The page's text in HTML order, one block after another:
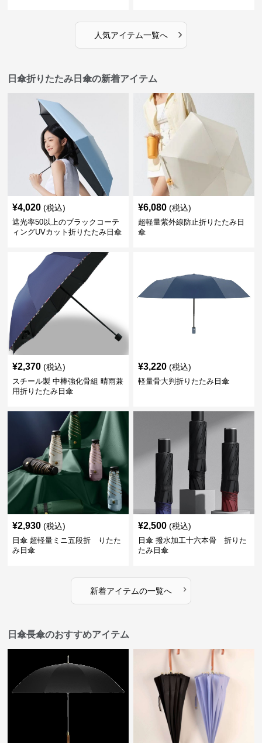
人気アイテム一覧へ ›
日傘折りたたみ日傘の新着アイテム
¥4,020 (税込)
遮光率50以上のブラックコーテ
ィングUVカット折りたたみ日傘
¥6,080 (税込)
超軽量紫外線防止折りたたみ日
傘
¥2,370 (税込)
スチール製 中棒強化骨組 晴雨兼
用折りたたみ日傘
¥3,220 (税込)
軽量骨大判折りたたみ日傘
¥2,930 (税込)
日傘 超軽量ミニ五段折 りたた
み日傘
¥2,500 (税込)
日傘 撥水加工十六本骨 折りた
たみ日傘
新着アイテムの一覧へ ›
日傘長傘のおすすめアイテム